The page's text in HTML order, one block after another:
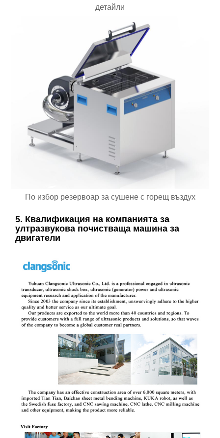
детайли
По избор резервоар за сушене с горещ въздух
5. Квалификация на компанията за
ултразвукова почистваща машина за
двигатели